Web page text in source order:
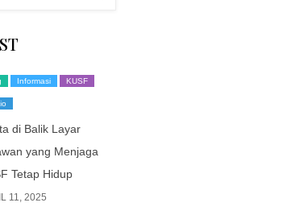
Informasi KUSF
di Balik Layar
yang Menjaga
Tetap Hidup
11, 2025